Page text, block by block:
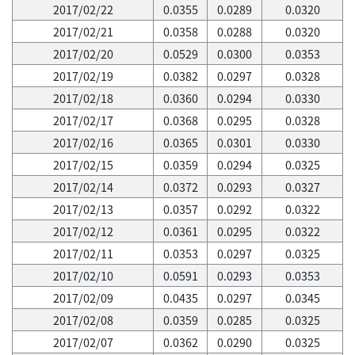
2017/02/22
0.0355 0.0289
0.0320
2017/02/21
0.0358 0.0288
0.0320
2017/02/20
0.0529 0.0300
0.0353
2017/02/19
0.0382 0.0297
0.0328
2017/02/18
0.0360 0.0294
0.0330
2017/02/17
0.0368 0.0295
0.0328
2017/02/16
0.0365 0.0301
0.0330
2017/02/15
0.0359 0.0294
0.0325
2017/02/14
0.0372 0.0293
0.0327
2017/02/13
0.0357 0.0292
0.0322
2017/02/12
0.0361 0.0295
0.0322
2017/02/11
0.0353 0.0297
0.0325
2017/02/10
0.0591 0.0293
0.0353
2017/02/09
0.0435 0.0297
0.0345
2017/02/08
0.0359 0.0285
0.0325
2017/02/07
0.0362 0.0290
0.0325